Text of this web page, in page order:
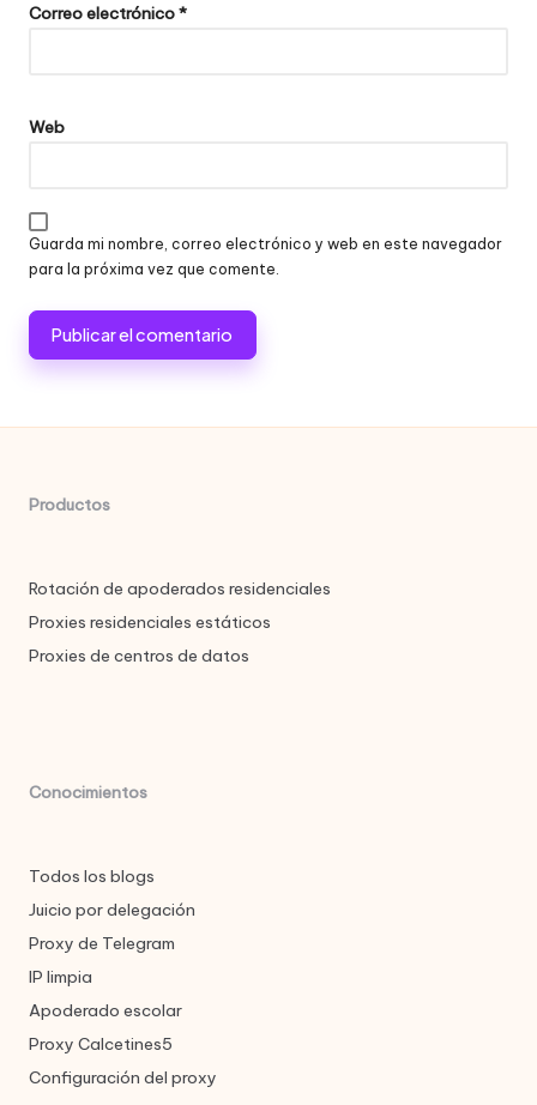
Correo electrónico*
Web
Guarda mi nombre, correo electrónico y web en este navegador
para la próxima vez que comente.
Productos
Rotación de apoderados residenciales
Proxies residenciales estáticos
Proxies de centros de datos
Conocimientos
Todos los blogs
Juicio por delegación
Proxy de Telegram
IP limpia
Apoderado escolar
Proxy Calcetines5
Configuración del proxy